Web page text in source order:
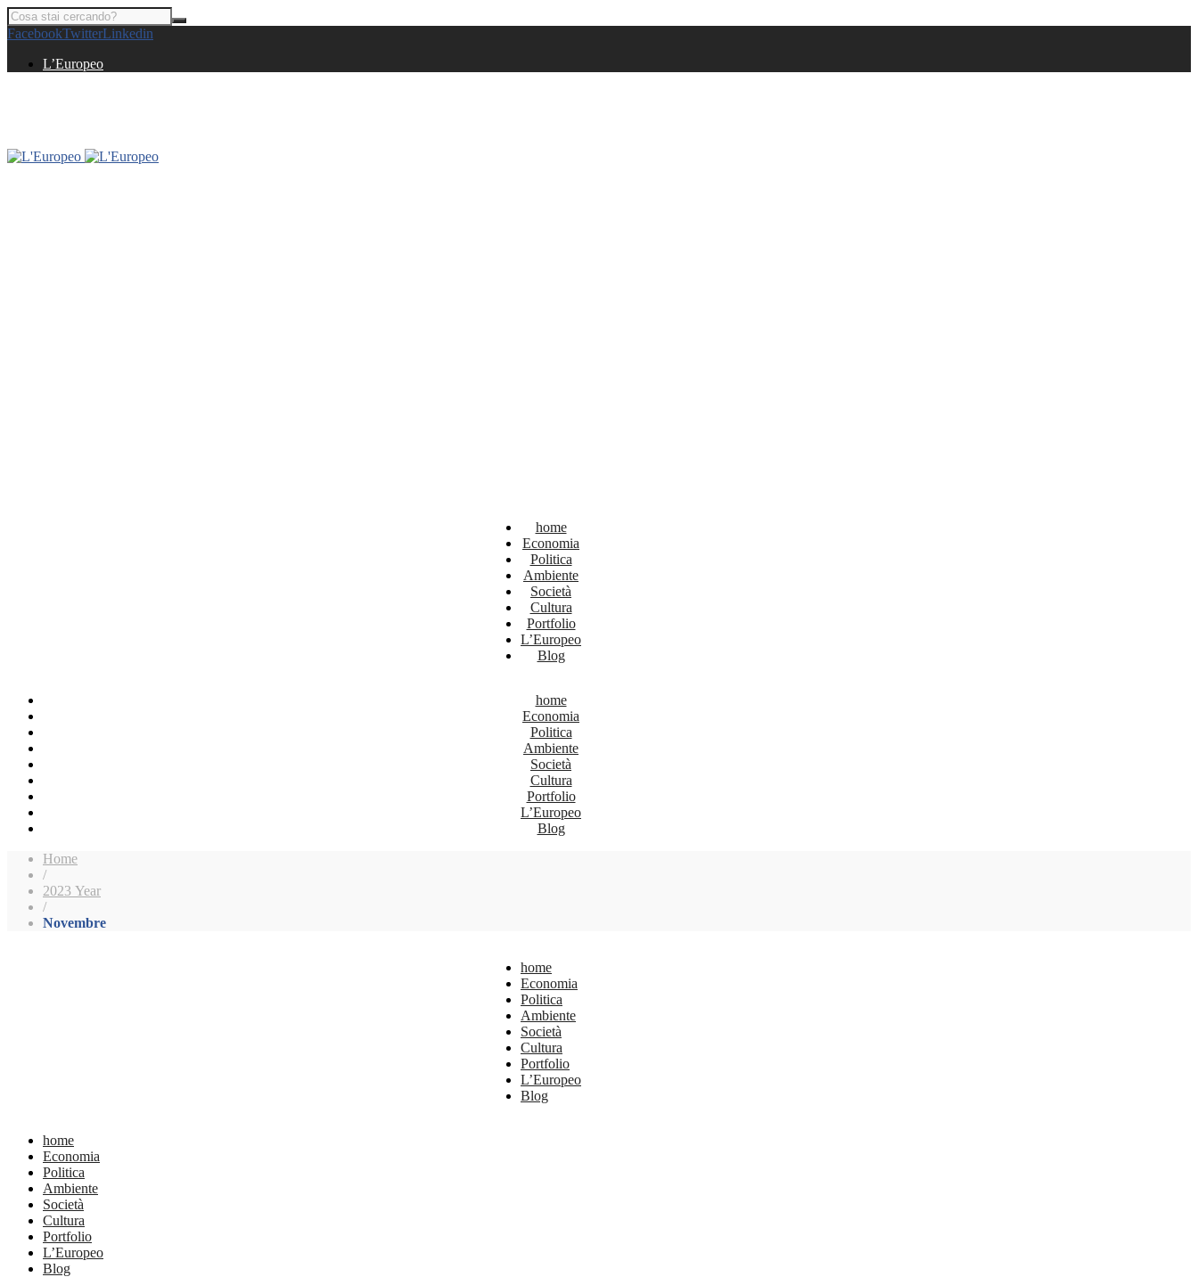
FacebookTwitterLinkedin
L’Europeo
home
Economia
Politica
Ambiente
Società
Cultura
Portfolio
L’Europeo
Blog
home
Economia
Politica
Ambiente
Società
Cultura
Portfolio
L’Europeo
Blog
Home
/
2023 Year
/
Novembre
home
Economia
Politica
Ambiente
Società
Cultura
Portfolio
L’Europeo
Blog
home
Economia
Politica
Ambiente
Società
Cultura
Portfolio
L’Europeo
Blog